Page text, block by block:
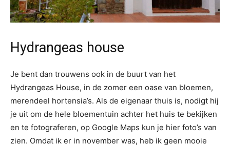
Hydrangeas house
Je bent dan trouwens ook in de buurt van het
Hydrangeas House, in de zomer een oase van bloemen,
merendeel hortensia’s. Als de eigenaar thuis is, nodigt hij
je uit om de hele bloementuin achter het huis te bekijken
en te fotograferen, op Google Maps kun je hier foto’s van
zien. Omdat ik er in november was, heb ik geen mooie